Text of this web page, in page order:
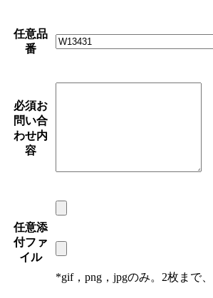
任意品
番
必須お
問い合
わせ内
容
任意添
付ファ
イル
*gif，png，jpgのみ。2枚まで